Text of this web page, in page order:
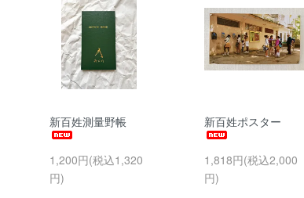
新百姓測量野帳
1,200円(税込1,320
円)
新百姓ポスター
1,818円(税込2,000
円)